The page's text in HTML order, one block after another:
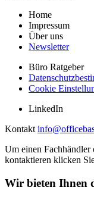
Home
Impressum
Über uns
Newsletter
Büro Ratgeber
Cookie
LinkedIn
Kontakt
Um einen
kontaktieren klicken
Wir bieten Ihnen